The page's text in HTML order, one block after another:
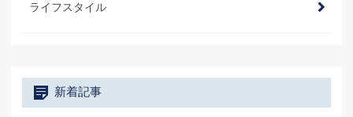
ライフスタイル
新着記事